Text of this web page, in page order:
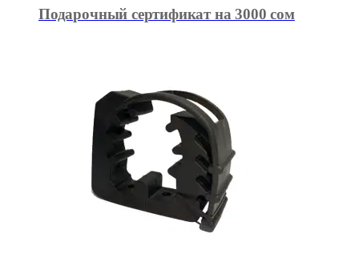
Подарочный сертификат на 3000 сом